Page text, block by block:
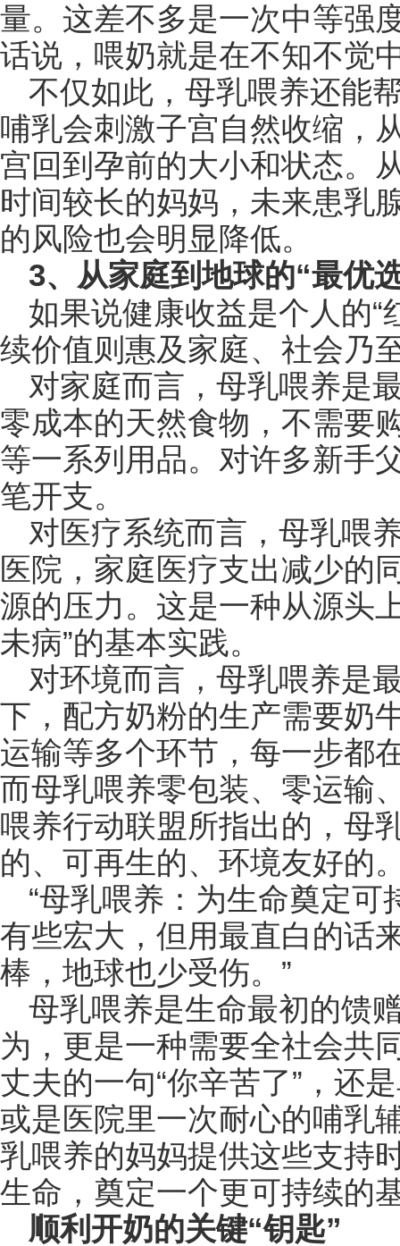
量。这差不多是一次中等强
话说，喂奶就是在不知不觉
不仅如此，母乳喂养还能
哺乳会刺激子宫自然收缩，
宫回到孕前的大小和状态。
时间较长的妈妈，未来患乳
的风险也会明显降低。
3、从家庭到地球的“最优
如果说健康收益是个人的“
续价值则惠及家庭、社会乃
对家庭而言，母乳喂养是
零成本的天然食物，不需要
等一系列用品。对许多新手
笔开支。
对医疗系统而言，母乳喂
医院，家庭医疗支出减少的
源的压力。这是一种从源头
未病”的基本实践。
对环境而言，母乳喂养是
下，配方奶粉的生产需要奶
运输等多个环节，每一步都
而母乳喂养零包装、零运输
喂养行动联盟所指出的，
的、可再生的、环境友好的
“母乳喂养：为生命奠定可
有些宏大，但用最直白的话
棒，地球也少受伤。”
母乳喂养是生命最初的馈
为，更是一种需要全社会共
丈夫的一句“你辛苦了”，还
或是医院里一次耐心的哺乳
乳喂养的妈妈提供这些支持
生命，奠定一个更可持续的
顺利开奶的关键“钥匙”